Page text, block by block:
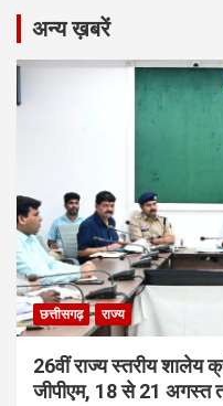
अन्य ख़बरें
छत्तीसगढ़ राज्य
26वीं राज्य स्तरीय शालेय
जीपीएम, 18 से 21 अगस्त